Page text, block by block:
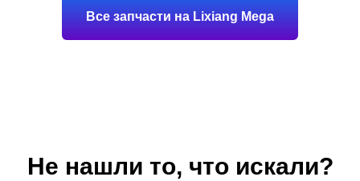
Все запчасти на Lixiang Mega
Не нашли то, что искали?